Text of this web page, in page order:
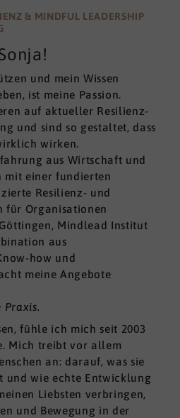
& MINDFUL LEADERSHIP
und mein Wissen
ist meine Passion.
auf aktueller Resilienz-
und sind so gestaltet, dass
wirken.
aus Wirtschaft und
mit einer fundierten
Resilienz- und
für Organisationen
Mindlead Institut
aus
how und
meine Angebote
Praxis.
fühle ich mich seit 2003
Mich treibt vor allem
an: darauf, was sie
und wie echte Entwicklung
Liebsten verbringen,
und Bewegung in der